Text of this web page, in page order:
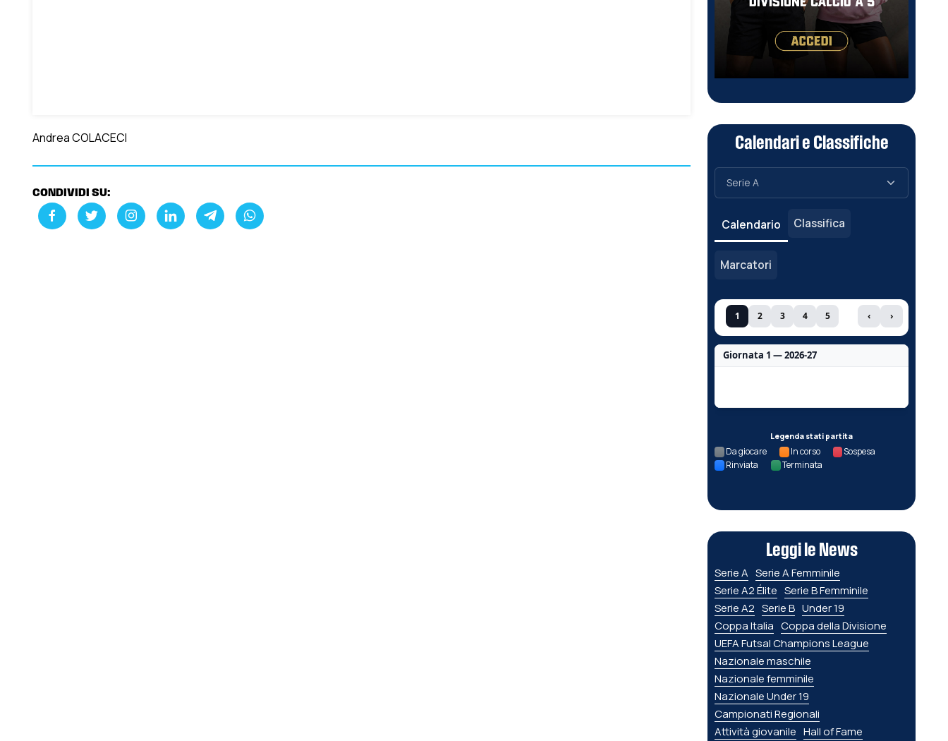
Andrea COLACECI
CONDIVIDI SU:
Calendari e Classifiche
Calendario Classifica
Marcatori
1 2 3 4 5 ‹ ›
Giornata 1 — 2026-27
Legenda stati partita
Da giocare In corso
Sospesa
Rinviata
Terminata
Leggi le News
Serie A Serie A Femminile
Serie A2 Élite Serie B Femminile
Serie A2 Serie B Under 19
Coppa Italia Coppa della Divisione
UEFA Futsal Champions League
Nazionale maschile
Nazionale femminile
Nazionale Under 19
Campionati Regionali
Attività giovanile Hall of Fame